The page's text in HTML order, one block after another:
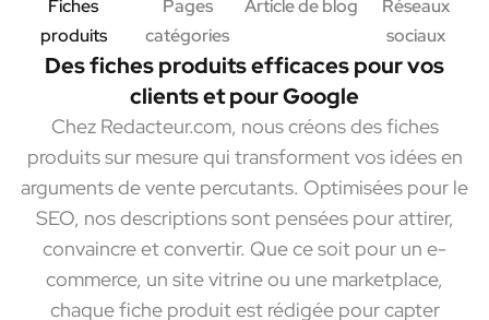
Fiches
produits
Pages
catégories
Article de blog
Réseaux
sociaux
Des fiches produits efficaces pour vos
clients et pour Google
Chez Redacteur.com, nous créons des fiches
produits sur mesure qui transforment vos idées en
arguments de vente percutants. Optimisées pour le
SEO, nos descriptions sont pensées pour attirer,
convaincre et convertir. Que ce soit pour un e-
commerce, un site vitrine ou une marketplace,
chaque fiche produit est rédigée pour capter